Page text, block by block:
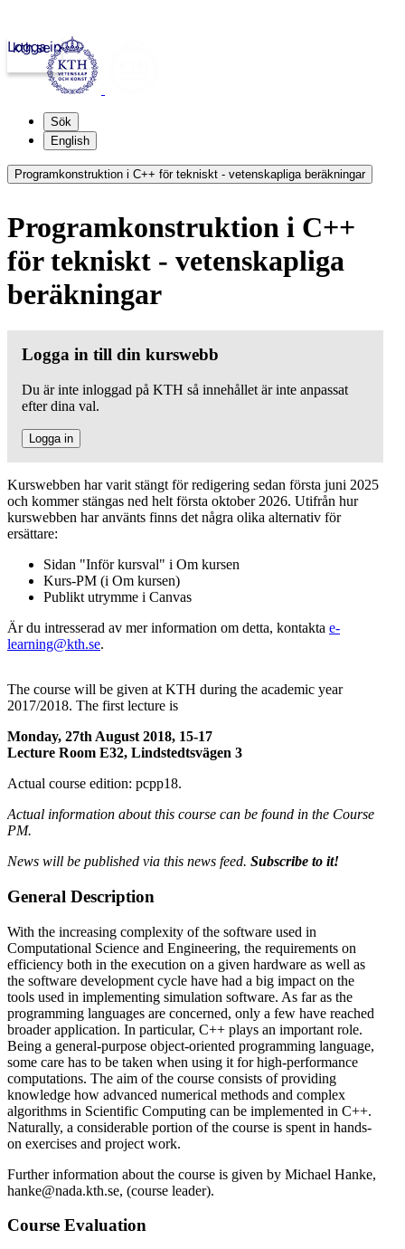
kth.se
Logga in
Sök
English
Programkonstruktion i C++ för tekniskt - vetenskapliga beräkningar
Programkonstruktion i C++
för tekniskt - vetenskapliga
beräkningar
Logga in till din kurswebb
Du är inte inloggad på KTH så innehållet är inte anpassat
efter dina val.
Logga in
Kurswebben har varit stängt för redigering sedan första juni 2025
och kommer stängas ned helt första oktober 2026. Utifrån hur
kurswebben har använts finns det några olika alternativ för
ersättare:
Sidan "Inför kursval" i Om kursen
Kurs-PM (i Om kursen)
Publikt utrymme i Canvas
Är du intresserad av mer information om detta, kontakta e-
learning@kth.se.
The course will be given at KTH during the academic year
2017/2018. The first lecture is
Monday, 27th August 2018, 15-17
Lecture Room E32, Lindstedtsvägen 3
Actual course edition: pcpp18.
Actual information about this course can be found in the Course
PM.
News will be published via this news feed. Subscribe to it!
General Description
With the increasing complexity of the software used in
Computational Science and Engineering, the requirements on
efficiency both in the execution on a given hardware as well as
the software development cycle have had a big impact on the
tools used in implementing simulation software. As far as the
programming languages are concerned, only a few have reached
broader application. In particular, C++ plays an important role.
Being a general-purpose object-oriented programming language,
some care has to be taken when using it for high-performance
computations. The aim of the course consists of providing
knowledge how advanced numerical methods and complex
algorithms in Scientific Computing can be implemented in C++.
Naturally, a considerable portion of the course is spent in hands-
on exercises and project work.
Further information about the course is given by Michael Hanke,
hanke@nada.kth.se, (course leader).
Course Evaluation